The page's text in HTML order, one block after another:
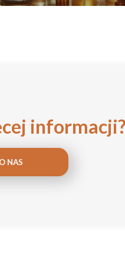
NAS